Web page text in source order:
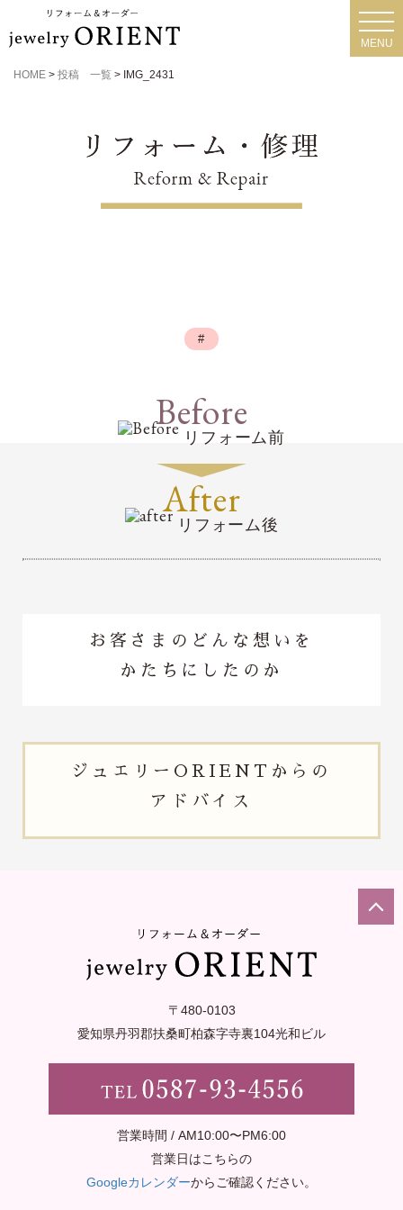
MENU
HOME > 投稿 一覧 > IMG_2431
#
Before
リフォーム前
After
リフォーム後
お客さまのどんな想いを
かたちにしたのか
ジュエリー ORIENTからの
アドバイス
〒480-0103
愛知県丹羽郡扶桑町柏森字寺裏104光和ビル
営業時間 / AM10:00〜PM6:00
営業日はこちらの
Googleカレンダーからご確認ください。